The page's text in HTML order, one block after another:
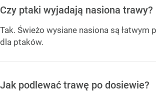
Czy ptaki wyjadają nasiona trawy?
Tak. Świeżo wysiane nasiona są łatwym
dla ptaków.
Jak podlewać trawę po dosiewie?